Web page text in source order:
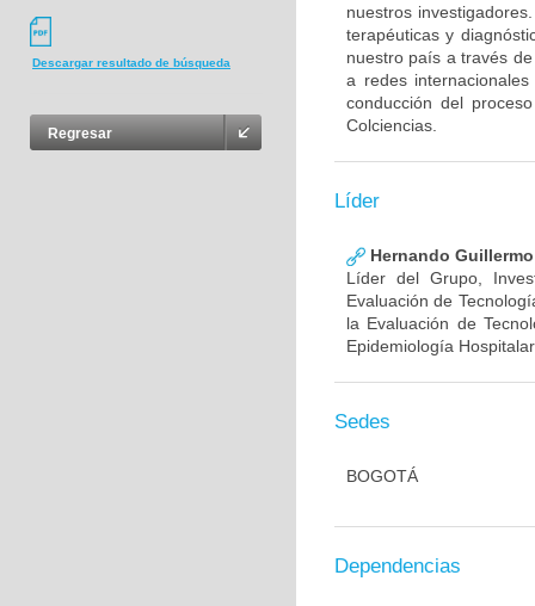
Descargar resultado de búsqueda
Regresar
nuestros
terapéuticas y
nuestro país a través
a redes
conducción del
Colciencias.
Líder
Hernando
Líder del Grupo,
Evaluación de
la Evaluación de
Epidemiología
Sedes
BOGOTÁ
Dependencias